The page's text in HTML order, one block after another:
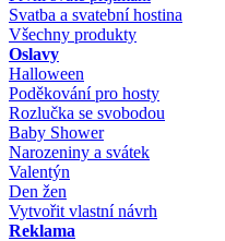
Svatba a svatební hostina
Všechny produkty
Oslavy
Halloween
Poděkování pro hosty
Rozlučka se svobodou
Baby Shower
Narozeniny a svátek
Valentýn
Den žen
Vytvořit vlastní návrh
Reklama